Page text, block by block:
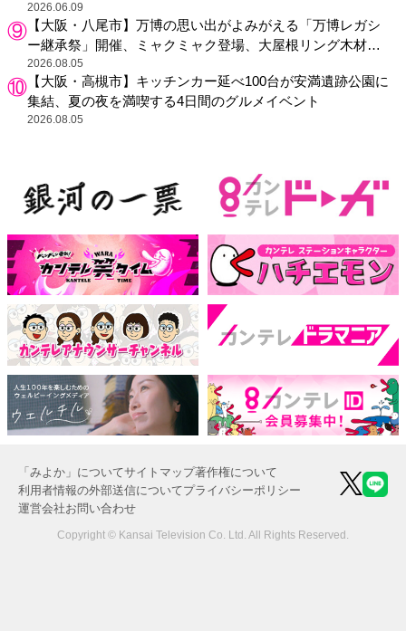
2026.06.09
【大阪・八尾市】万博の思い出がよみがえる「万博レガシ
ー継承祭」開催、ミャクミャク登場、大屋根リング木材展
示も
2026.08.05
【大阪・高槻市】キッチンカー延べ100台が安満遺跡公園に
集結、夏の夜を満喫する4日間のグルメイベント
2026.08.05
「みよか」についてサイトマップ著作権について
利用者情報の外部送信についてプライバシーポリシー
運営会社お問い合わせ
Copyright © Kansai Television Co. Ltd. All Rights Reserved.